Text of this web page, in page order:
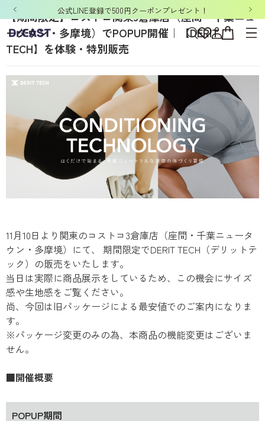
公式LINE登録で500円クーポンプレゼント！
【期間限定】コストコ関東3倉庫店（座間・千葉ニュ
ータウン・多摩境）でPOPUP開催｜【DERIT
TECH】を体験・特別販売
11月10日より関東のコストコ3倉庫店（座間・千葉ニュータ
ウン・多摩境）にて、 期間限定でDERIT TECH（デリットテ
ック）の販売をいたします。
当日は実際に商品展示をしているため、この機会にサイズ
感や生地感をご覧ください。
尚、今回は旧パッケージによる最安値でのご案内になりま
す。
※パッケージ変更のみの為、本商品の機能変更はございま
せん。
■開催概要
POPUP期間